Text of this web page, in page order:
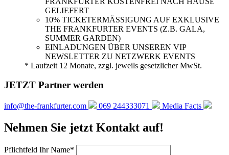
GELIEFERT
10% TICKETERMÄSSIGUNG AUF EXKLUSIVE
THE FRANKFURTER EVENTS (Z.B. GALA,
SUMMER GARDEN)
EINLADUNGEN ÜBER UNSEREN VIP
NEWSLETTER ZU NETZWERK EVENTS
* Laufzeit 12 Monate, zzgl. jeweils gesetzlicher MwSt.
JETZT Partner werden
info@the-frankfurter.com 069 244333071 Media Facts
Nehmen Sie jetzt Kontakt auf!
Pflichtfeld Ihr Name*